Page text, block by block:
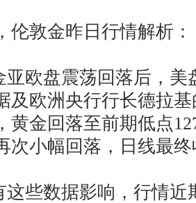
敦金昨日行情解析：
欧盘震荡回落后，美
及欧洲央行行长德拉
黄金回落至前期低点
次小幅回落，日线最
些数据影响，行情近